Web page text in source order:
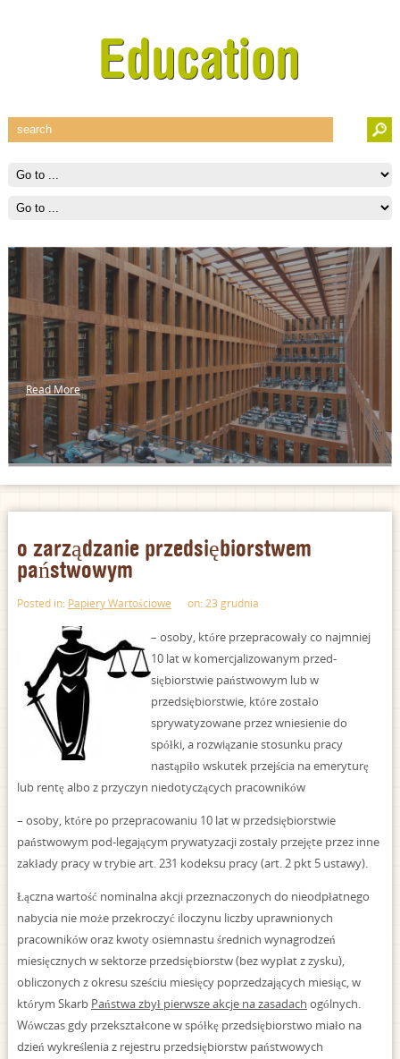
Read More
o zarządzanie przedsiębiorstwem
państwowym
Posted in: Papiery Wartościowe on: 23 grudnia
– osoby, które przepracowały co najmniej
10 lat w komercjalizowanym przed-
siębiorstwie państwowym lub w
przedsiębiorstwie, które zostało
sprywatyzowane przez wniesienie do
spółki, a rozwiązanie stosunku pracy
nastąpiło wskutek przejścia na emeryturę
lub rentę albo z przyczyn niedotyczących pracowników
– osoby, które po przepracowaniu 10 lat w przedsiębiorstwie
państwowym pod-legającym prywatyzacji zostały przejęte przez inne
zakłady pracy w trybie art. 231 kodeksu pracy (art. 2 pkt 5 ustawy).
Łączna wartość nominalna akcji przeznaczonych do nieodpłatnego
nabycia nie może przekroczyć iloczynu liczby uprawnionych
pracowników oraz kwoty osiemnastu średnich wynagrodzeń
miesięcznych w sektorze przedsiębiorstw (bez wypłat z zysku),
obliczonych z okresu sześciu miesięcy poprzedzających miesiąc, w
którym Skarb Państwa zbył pierwsze akcje na zasadach ogólnych.
Wówczas gdy przekształcone w spółkę przedsiębiorstwo miało na
dzień wykreślenia z rejestru przedsiębiorstw państwowych